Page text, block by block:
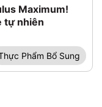
Maximum!
tự nhiên
Phẩm Bổ Sung